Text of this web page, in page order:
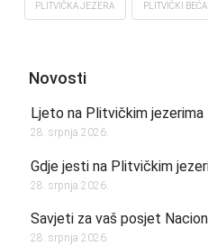
PLITVIČKA JEZERA PLITVIČKI
Novosti
Ljeto na Plitvičkim jezerima
28. srpnja 2026.
Gdje jesti na Plitvičkim
28. srpnja 2026.
Savjeti za vaš posjet
28. srpnja 2026.